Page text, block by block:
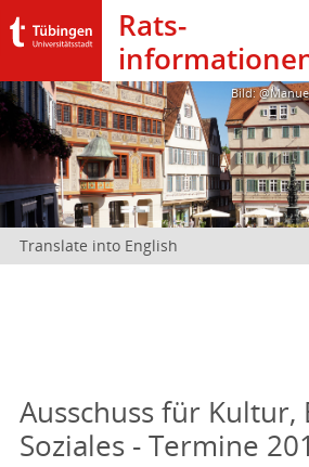
Rats­
Bild:
Translate into English
Ausschuss für Kultur,
Soziales - Termine